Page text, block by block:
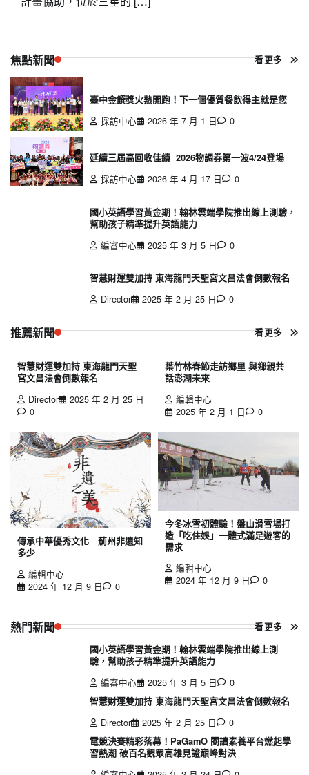
焦點新聞 看更多
臺中金饌獎火熱開跑！下一個優質餐飲得主就是您
採訪中心
2026 年 7 月 1 日 0
延續三屆高回收佳績 2026物調券第一波4/24登場
採訪中心
2026 年 4 月 17 日 0
國小英語學習黃金期！翰林雲端學院推出線上測驗，
幫助孩子精準提升英語能力
編審中心
2025 年 3 月 5 日 0
智慧財運雙加持 東海龍門天聖宮文昌法會倒數報名
Director
2025 年 2 月 25 日 0
推薦新聞 看更多
智慧財運雙加持 東海龍門天聖
宮文昌法會倒數報名
Director
2025 年 2 月 25 日
0
葉竹林春節走訪鄉里 與鄉親共
話澎湖未來
編輯中心
2025 年 2 月 1 日
0
傳承中華優秀文化 薊州非遺知
多少
編輯中心
2024 年 12 月 9 日
0
今冬冰雪初體驗！盤山滑雪場打
造「吃住娛」一體式滿足遊客的
需求
編輯中心
2024 年 12 月 9 日
0
熱門新聞 看更多
國小英語學習黃金期！翰林雲端學院推出線上測
驗，幫助孩子精準提升英語能力
編審中心
2025 年 3 月 5 日
0
智慧財運雙加持 東海龍門天聖宮文昌法會倒數報名
Director
2025 年 2 月 25 日
0
電競決賽精彩落幕！PaGamO 閱讀素養平台燃起學
習熱潮 破百名觀眾高雄見證巔峰對決